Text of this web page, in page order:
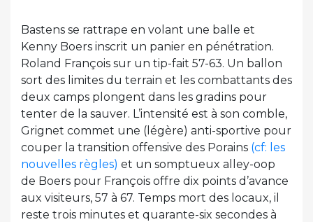
Bastens se rattrape en volant une balle et
Kenny Boers inscrit un panier en pénétration.
Roland François sur un tip-fait 57-63. Un ballon
sort des limites du terrain et les combattants des
deux camps plongent dans les gradins pour
tenter de la sauver. L’intensité est à son comble,
Grignet commet une (légère) anti-sportive pour
couper la transition offensive des Porains (cf: les
nouvelles règles) et un somptueux alley-oop
de Boers pour François offre dix points d’avance
aux visiteurs, 57 à 67. Temps mort des locaux, il
reste trois minutes et quarante-six secondes à